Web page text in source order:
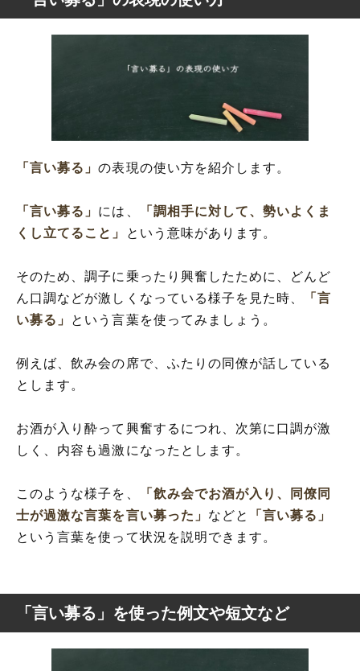
「言い募る」の表現の使い方を紹介します。
「言い募る」 には、
「調相手に対して、勢いよくま
くし立てること」
という意味があります。
そのため、調子に乗ったり興奮したために、どんど
ん口調などが激しくなっている様子を見た時、
「言
い募る」
という言葉を使ってみましょう。
例えば、飲み会の席で、ふたりの同僚が話している
とします。
お酒が入り酔って興奮するにつれ、次第に口調が激
しく、内容も過激になったとします。
このような様子を、
「飲み会でお酒が入り、同僚同
士が過激な言葉を言い募った」 などと
「言い募る」
という言葉を使って状況を説明できます。
「言い募る」を使った例文や短文など